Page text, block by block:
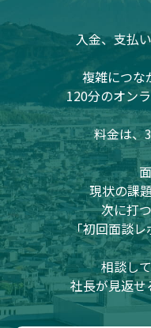
入金、支払
複雑につな
120分のオン
料金は、
現状の課
次に打
「初回面談レ
相談し
社長が見返せ